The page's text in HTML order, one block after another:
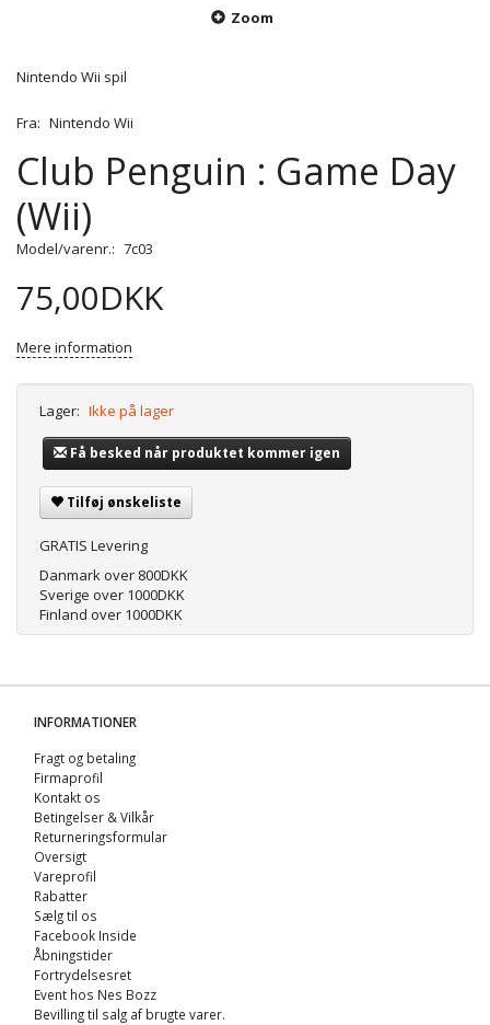
Zoom
Nintendo Wii spil
Fra: Nintendo Wii
Club Penguin : Game Day
(Wii)
Model/varenr.: 7c03
75,00DKK
Mere information
Lager: Ikke på lager
Få besked når produktet kommer igen
Tilføj ønskeliste
GRATIS Levering
Danmark over 800DKK
Sverige over 1000DKK
Finland over 1000DKK
INFORMATIONER
Fragt og betaling
Firmaprofil
Kontakt os
Betingelser & Vilkår
Returneringsformular
Oversigt
Vareprofil
Rabatter
Sælg til os
Facebook Inside
Åbningstider
Fortrydelsesret
Event hos Nes Bozz
Bevilling til salg af brugte varer.